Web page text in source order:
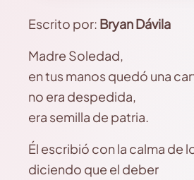
Escrito por: Bryan Dávila
Madre Soledad,
en tus manos quedó una
no era despedida,
era semilla de patria.
Él escribió con la calma de
diciendo que el deber